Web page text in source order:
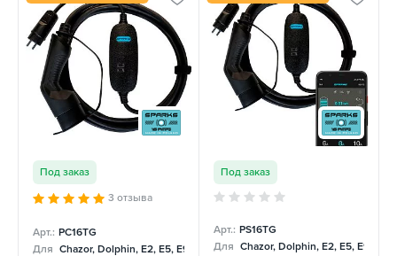
Под заказ
3 отзыва
Арт.: PC16TG
Для Chazor, Dolphin, E2, E5, E9, Mercedes
Под заказ
Арт.: PS16TG
Для Chazor, Dolphin, E2, E5, E9,